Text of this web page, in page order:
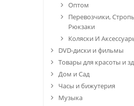
Оптом
Перевозчики,
Рюкзаки
Коляски И
DVD-диски и фильмы
Товары для красоты и
Дом и Сад
Часы и бижутерия
Музыка